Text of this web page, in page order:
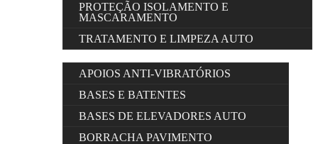
PROTEÇÃO ISOLAMENTO E
MASCARAMENTO
TRATAMENTO E LIMPEZA AUTO
APOIOS ANTI-VIBRATÓRIOS
BASES E BATENTES
BASES DE ELEVADORES AUTO
BORRACHA PAVIMENTO